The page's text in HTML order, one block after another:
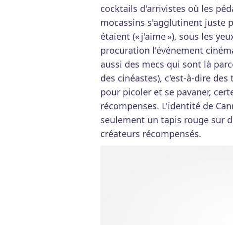
cocktails d'arrivistes où les
mocassins s'agglutinent juste
étaient (« j'aime »), sous les
procuration l'événement
aussi des mecs qui sont là
des cinéastes), c'est-à-dire
pour picoler et se pavaner,
récompenses. L'identité de
seulement un tapis rouge sur
créateurs récompensés.